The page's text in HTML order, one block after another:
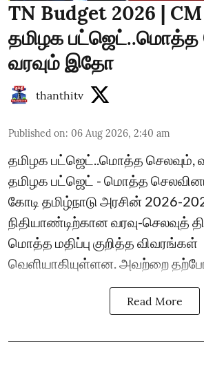
TN Budget 2026 |
தமிழக பட்ஜெட்..மொத்த
வரவும் இதோ
thanthitv
Published on: 06 Aug 2026, 2:40 am
தமிழக பட்ஜெட்..மொத்த செலவும்,
தமிழக பட்ஜெட் - மொத்த
கோடி தமிழ்நாடு அரசின் 2026-
நிதியாண்டிற்கான வரவு-செலவுத்
மொத்த மதிப்பு குறித்த விவரங்கள்
வெளியாகியுள்ளன. அவற்றை
Read More